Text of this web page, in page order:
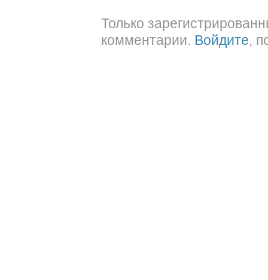
Только
комментарии. Войдите,